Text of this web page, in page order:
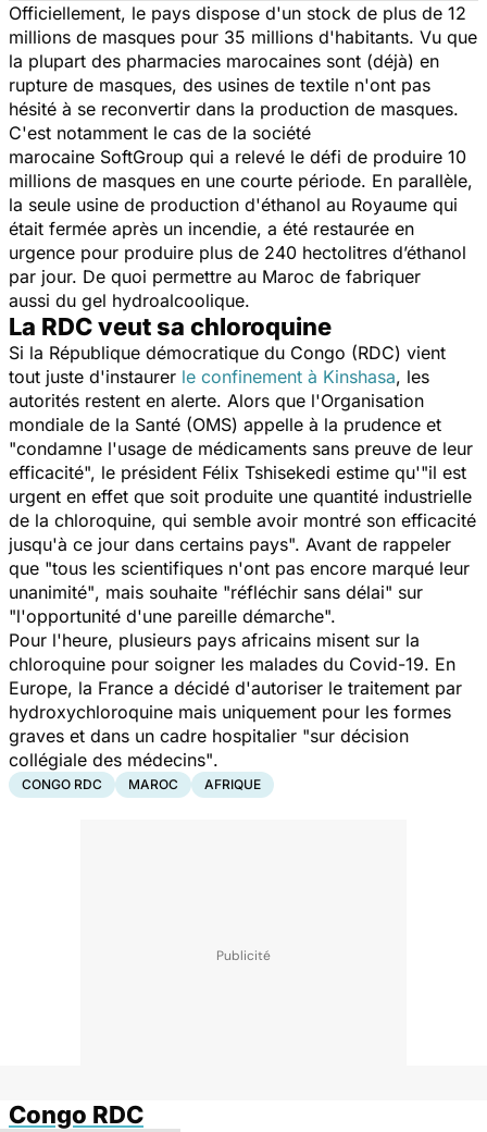
Officiellement, le pays dispose d'un stock de plus de 12
millions de masques pour 35 millions d'habitants. Vu que
la plupart des pharmacies marocaines sont (déjà) en
rupture de masques, des usines de textile n'ont pas
hésité à se reconvertir dans la production de masques.
C'est notamment le cas de la société
marocaine SoftGroup qui a relevé le défi de produire 10
millions de masques en une courte période. En parallèle,
la seule usine de production d'éthanol au Royaume qui
était fermée après un incendie, a été restaurée en
urgence pour produire plus de 240 hectolitres d’éthanol
par jour. De quoi permettre au Maroc de fabriquer
aussi du gel hydroalcoolique.
La RDC veut sa chloroquine
Si la République démocratique du Congo (RDC) vient
tout juste d'instaurer le confinement à Kinshasa, les
autorités restent en alerte. Alors que l'Organisation
mondiale de la Santé (OMS) appelle à la prudence et
"condamne l'usage de médicaments sans preuve de leur
efficacité", le président Félix Tshisekedi estime qu'"il est
urgent en effet que soit produite une quantité industrielle
de la chloroquine, qui semble avoir montré son efficacité
jusqu'à ce jour dans certains pays". Avant de rappeler
que "tous les scientifiques n'ont pas encore marqué leur
unanimité", mais souhaite "réfléchir sans délai" sur
"l'opportunité d'une pareille démarche".
Pour l'heure, plusieurs pays africains misent sur la
chloroquine pour soigner les malades du Covid-19. En
Europe, la France a décidé d'autoriser le traitement par
hydroxychloroquine mais uniquement pour les formes
graves et dans un cadre hospitalier "sur décision
collégiale des médecins".
CONGO RDC MAROC AFRIQUE
Congo RDC